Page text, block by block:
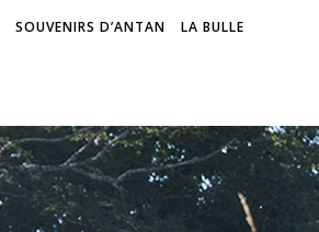
SOUVENIRS D’ANTAN LA BULLE